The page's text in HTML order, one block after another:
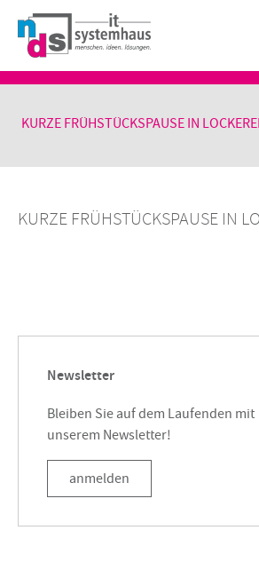
KURZE FRÜHSTÜCKSPAUSE IN
KURZE FRÜHSTÜCKSPAUSE IN
Newsletter
Bleiben Sie auf dem Laufenden mit
unserem Newsletter!
anmelden